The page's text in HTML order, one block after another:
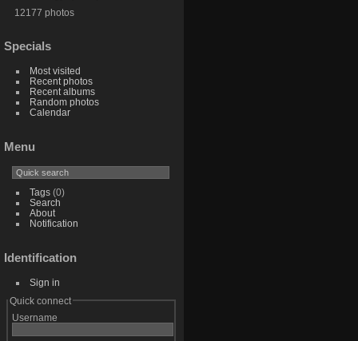
12177 photos
Specials
Most visited
Recent photos
Recent albums
Random photos
Calendar
Menu
Tags(0)
Search
About
Notification
Identification
Sign in
Quick connect
Username